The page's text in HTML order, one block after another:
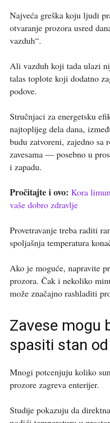
Najveća greška koju ljudi
otvaranje prozora usred
vazduh“.
Ali vazduh koji tada ulazi
talas toplote koji dodatno
podove.
Stručnjaci za energetsku
najtoplijeg dela dana,
budu zatvoreni, zajedno sa
zavesama — posebno u
i zapadu.
Pročitajte i ovo: Kora
vaše dobro zdravlje
Provetravanje treba raditi
spoljašnja temperatura
Ako je moguće, napravite
prozora. Čak i nekoliko
može značajno rashladiti
Zavese mogu
spasiti stan
Mnogi potcenjuju koliko
prozore zagreva enterijer.
Studije pokazuju da